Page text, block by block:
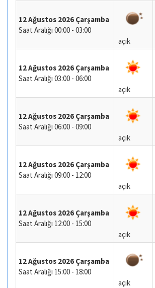
12 Ağustos 2026 Çarşamba
Saat Aralığı 00:00 - 03:00
açık
12 Ağustos 2026 Çarşamba
Saat Aralığı 03:00 - 06:00
açık
12 Ağustos 2026 Çarşamba
Saat Aralığı 06:00 - 09:00
açık
12 Ağustos 2026 Çarşamba
Saat Aralığı 09:00 - 12:00
açık
12 Ağustos 2026 Çarşamba
Saat Aralığı 12:00 - 15:00
açık
12 Ağustos 2026 Çarşamba
Saat Aralığı 15:00 - 18:00
açık